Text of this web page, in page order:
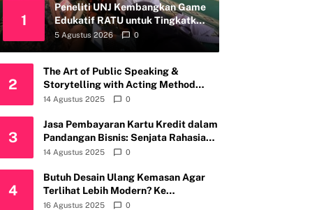
1
Peneliti UNJ Kembangkan Game
Edukatif RATU untuk Tingkatkan
Kemandirian Perawatan Organ
Reproduksi Anak Hambatan
5 Agustus 2026 0
2
The Art of Public Speaking &
Storytelling with Acting Method
Bersama SANTRI, Sahabat Anti Riba
Depok
14 Agustus 2025 0
3
Jasa Pembayaran Kartu Kredit dalam
Pandangan Bisnis: Senjata Rahasia
atau Bom Waktu?
14 Agustus 2025 0
4
Butuh Desain Ulang Kemasan Agar
Terlihat Lebih Modern? Ke
Fruitylogic.com Aja
16 Agustus 2025 0